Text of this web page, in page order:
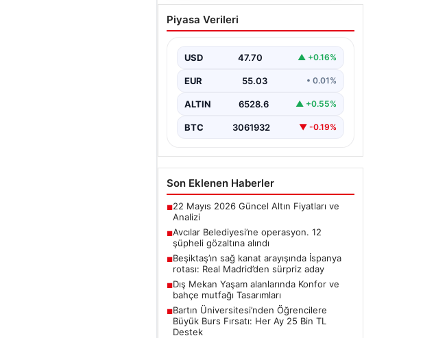
Avcılar Belediyesi’ne
operasyon. 12 şüpheli
Piyasa Verileri
USD 47.70 ▲ +0.16%
EUR 55.03 • 0.01%
ALTIN 6528.6 ▲ +0.55%
BTC 3061932 ▼ -0.19%
Son Eklenen Haberler
■22 Mayıs 2026 Güncel Altın Fiyatları ve
Analizi
■Avcılar Belediyesi’ne operasyon. 12
şüpheli gözaltına alındı
■Beşiktaş’ın sağ kanat arayışında İspanya
rotası: Real Madrid’den sürpriz aday
■Dış Mekan Yaşam alanlarında Konfor ve
bahçe mutfağı Tasarımları
■Bartın Üniversitesi’nden Öğrencilere
Büyük Burs Fırsatı: Her Ay 25 Bin TL
Destek